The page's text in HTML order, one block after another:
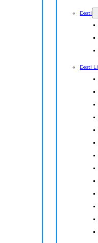
Eesti
Eesti